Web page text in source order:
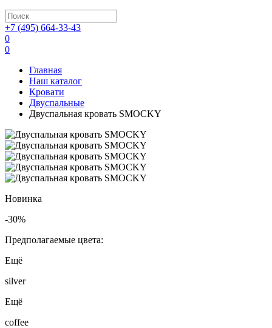
+7 (495) 664-33-43
0
0
Главная
Наш каталог
Кровати
Двуспальные
Двуспальная кровать SMOCKY
Новинка
-30%
Предполагаемые цвета:
Ещё
silver
Ещё
coffee